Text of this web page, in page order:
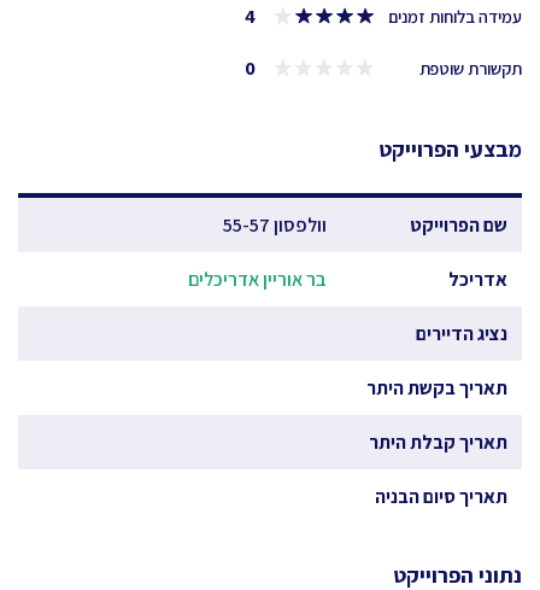
עמידה בלוחות זמנים 4
תקשורת שוטפת 0
מבצעי הפרוייקט
שם הפרוייקט וולפסון 55-57
אדריכל בר אוריין אדריכלים
נציג הדיירים
תאריך בקשת היתר
תאריך קבלת היתר
תאריך סיום הבניה
נתוני הפרוייקט